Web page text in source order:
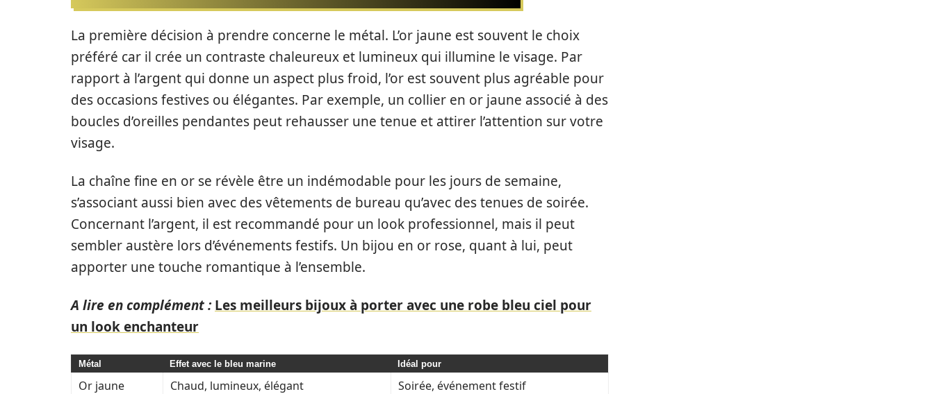
La première décision à prendre concerne le métal. L’or jaune est souvent le choix
préféré car il crée un contraste chaleureux et lumineux qui illumine le visage. Par
rapport à l’argent qui donne un aspect plus froid, l’or est souvent plus agréable pour
des occasions festives ou élégantes. Par exemple, un collier en or jaune associé à des
boucles d’oreilles pendantes peut rehausser une tenue et attirer l’attention sur votre
visage.
La chaîne fine en or se révèle être un indémodable pour les jours de semaine,
s’associant aussi bien avec des vêtements de bureau qu’avec des tenues de soirée.
Concernant l’argent, il est recommandé pour un look professionnel, mais il peut
sembler austère lors d’événements festifs. Un bijou en or rose, quant à lui, peut
apporter une touche romantique à l’ensemble.
A lire en complément : Les meilleurs bijoux à porter avec une robe bleu ciel pour
un look enchanteur
Métal Effet avec le bleu marine Idéal pour
Or jaune Chaud, lumineux, élégant
Soirée, événement festif